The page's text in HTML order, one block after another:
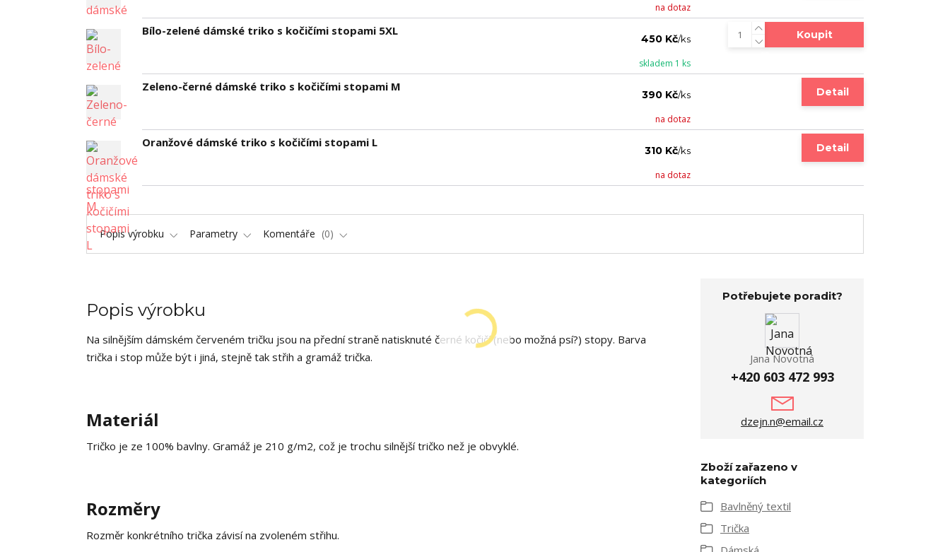
na dotaz
Bílo-zelené dámské triko s kočičími stopami 5XL
450 Kč/ks
skladem 1 ks
Koupit
Zeleno-černé dámské triko s kočičími stopami M
390 Kč/ks
na dotaz
Detail
Oranžové dámské triko s kočičími stopami L
310 Kč/ks
na dotaz
Detail
Popis výrobku Parametry Komentáře 0
Popis výrobku
Na silnějším dámském červeném tričku jsou na přední straně natisknuté černé kočičí (nebo možná psí?) stopy. Barva
trička i stop může být i jiná, stejně tak střih a gramáž trička.
Materiál
Tričko je ze 100% bavlny. Gramáž je 210 g/m2, což je trochu silnější tričko než je obvyklé.
Rozměry
Rozměr konkrétního trička závisí na zvoleném střihu.
Potřebujete poradit?
Jana Novotná
+420 603 472 993
dzejn.n@email.cz
Zboží zařazeno v
kategoriích
Bavlněný textil
Trička